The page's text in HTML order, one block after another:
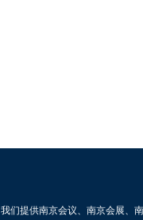
我们提供南京会议、南京会展、